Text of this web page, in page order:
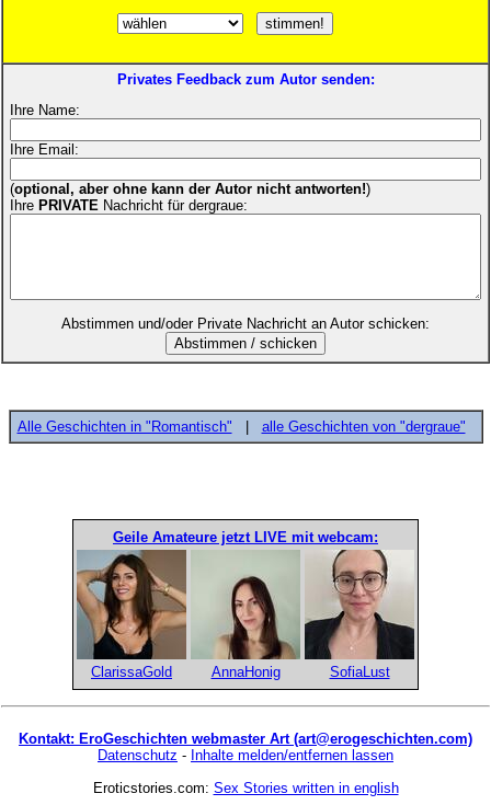
Privates Feedback zum Autor senden:
Ihre Name:
Ihre Email:
(optional, aber ohne kann der Autor nicht antworten!)
Ihre PRIVATE Nachricht für dergraue:
Abstimmen und/oder Private Nachricht an Autor schicken:
Alle Geschichten in "Romantisch" | alle Geschichten von "dergraue"
Geile Amateure jetzt LIVE mit webcam:
ClarissaGold AnnaHonig SofiaLust
Kontakt: EroGeschichten webmaster Art (art@erogeschichten.com)
Datenschutz - Inhalte melden/entfernen lassen
Eroticstories.com: Sex Stories written in english